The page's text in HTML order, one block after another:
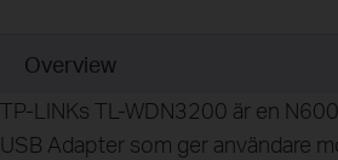
Overview
TP-LINKs TL-WDN3200 är en
USB Adapter som ger användare